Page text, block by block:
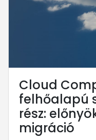
Cloud
felhőalapú
rész:
migráció